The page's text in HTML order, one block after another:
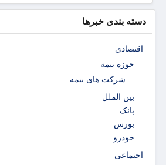
دسته بندی خبرها
اقتصادی
حوزه بیمه
شرکت های بیمه
بین الملل
بانک
بورس
خودرو
اجتماعی